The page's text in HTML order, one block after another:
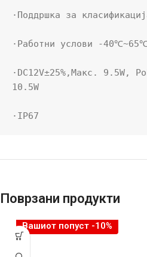
·Поддршка за
·Работни услови -
·DC12V±25%,Макс. 9.5W,
10.5W
·IP67
Поврзани продукти
Вашиот попуст -10%